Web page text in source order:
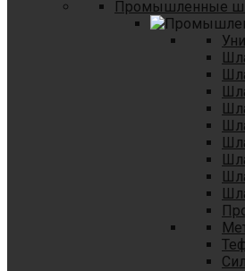
Промышленные